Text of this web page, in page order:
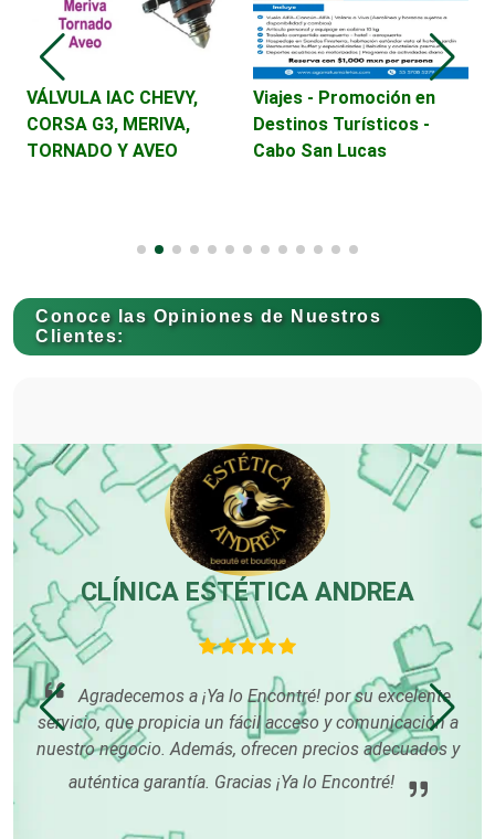
Conferencias Empresariales
Contadores
Conversiones Automotrices
Copiadoras
Cortinas, Persianas y Alfombras
Cremerías y Salchichonerías
VÁLVULA IAC CHEVY,
CORSA G3, MERIVA,
TORNADO Y AVEO
Viajes - Promoción en
Destinos Turísticos -
Cabo San Lucas
Conoce las Opiniones de Nuestros
Clientes:
CLÍNICA ESTÉTICA ANDREA
Agradecemos a ¡Ya lo Encontré! por su excelente
servicio, que propicia un fácil acceso y comunicación a
nuestro negocio. Además, ofrecen precios adecuados y
auténtica garantía. Gracias ¡Ya lo Encontré!